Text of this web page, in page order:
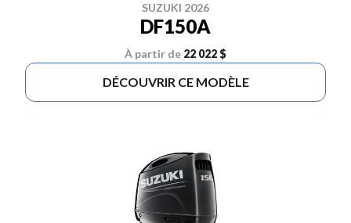
SUZUKI 2026
DF150A
À partir de 22 022 $
DÉCOUVRIR CE MODÈLE